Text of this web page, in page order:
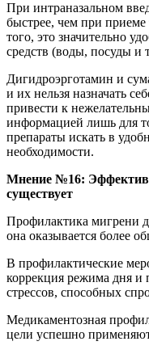
При интраназальном
быстрее, чем при приеме
того, это значительно
средств (воды, посуды и
Дигидроэрготамин и
и их нельзя назначать
привести к
информацией лишь для
препараты искать в
необходимости.
Мнение №16:
существует
Профилактика мигрени
она оказывается более
В профилактические
коррекция режима дня и
стрессов, способных
Медикаментозная
цели успешно